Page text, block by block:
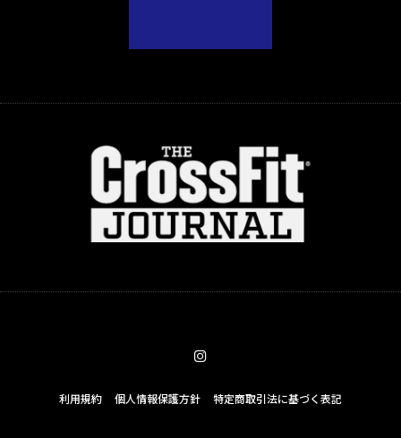
利用規約 個人情報保護方針 特定商取引法に基づく表記